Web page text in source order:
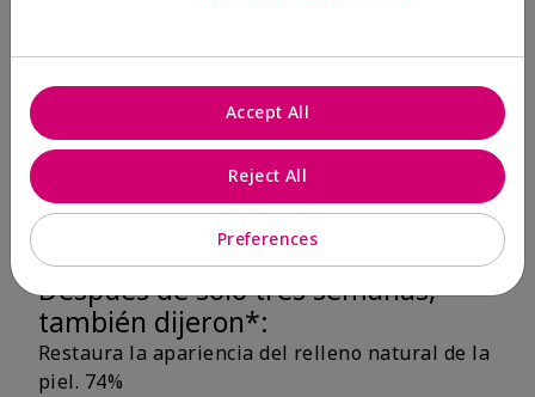
Durante un estudio independiente con
consumidoras, la mayoría de las mujeres
coincidieron que la piel se sintió hidratada y
reconfortada al instante, se recuperó la
elasticidad natural de la piel y mejoró el
aspecto del daño solar existente.
Después de solo tres semanas,
también dijeron*:
Restaura la apariencia del relleno natural de la
piel. 74%
Preferences
Reject All
Accept All